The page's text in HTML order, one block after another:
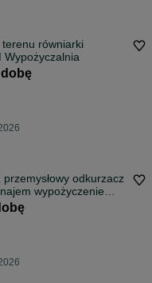
równiarki
Wypożyczalnia
dobę
odkurzacz
wypożyczenie
mokro